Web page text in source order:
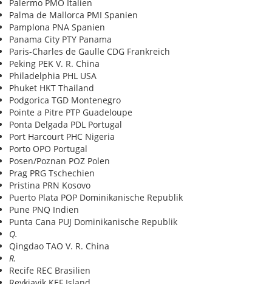
Palermo PMO Italien
Palma de Mallorca PMI Spanien
Pamplona PNA Spanien
Panama City PTY Panama
Paris-Charles de Gaulle CDG Frankreich
Peking PEK V. R. China
Philadelphia PHL USA
Phuket HKT Thailand
Podgorica TGD Montenegro
Pointe a Pitre PTP Guadeloupe
Ponta Delgada PDL Portugal
Port Harcourt PHC Nigeria
Porto OPO Portugal
Posen/Poznan POZ Polen
Prag PRG Tschechien
Pristina PRN Kosovo
Puerto Plata POP Dominikanische Republik
Pune PNQ Indien
Punta Cana PUJ Dominikanische Republik
Q.
Qingdao TAO V. R. China
R.
Recife REC Brasilien